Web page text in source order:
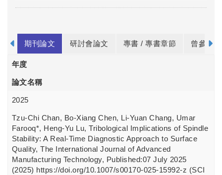
期刊論文 研討會論文 專書 / 專書章節 曾參與
年度
論文名稱
2025
Tzu-Chi Chan, Bo-Xiang Chen, Li-Yuan Chang, Umar
Farooq*, Heng-Yu Lu, Tribological Implications of Spindle
Stability: A Real-Time Diagnostic Approach to Surface
Quality, The International Journal of Advanced
Manufacturing Technology, Published:07 July 2025
(2025) https://doi.org/10.1007/s00170-025-15992-z (SCI